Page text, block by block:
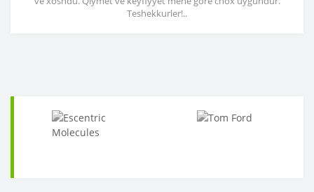
Teshekkurler!..